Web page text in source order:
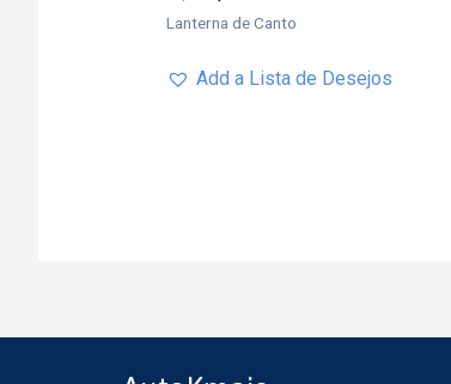
Lanterna de Canto
Add a Lista de Desejos